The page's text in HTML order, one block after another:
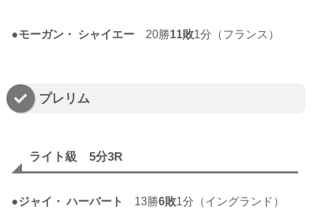
●モーガン・ シャイエー 20勝11敗1分（フランス）
プレリム
ライト級 5分3R
●ジャイ・ ハーバート 13勝6敗1分（イングランド）